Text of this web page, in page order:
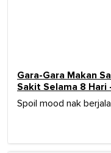
Gara-Gara Makan
Sakit Selama 8
Spoil mood nak